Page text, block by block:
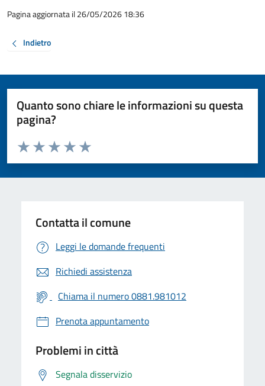
Pagina aggiornata il 26/05/2026 18:36
Indietro
Quanto sono chiare le informazioni su questa
pagina?
Valuta da 1 a 5 stelle la pagina
Valuta 5 stelle su 5
Valuta 4 stelle su 5
Valuta 3 stelle su 5
Valuta 2 stelle su 5
Valuta 1 stelle su 5
Contatta il comune
Leggi le domande frequenti
Richiedi assistenza
Chiama il numero 0881.981012
Prenota appuntamento
Problemi in città
Segnala disservizio